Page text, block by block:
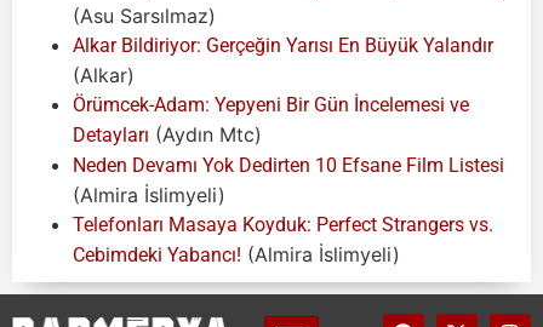
(Asu Sarsılmaz)
Alkar Bildiriyor: Gerçeğin Yarısı En Büyük Yalandır
(Alkar)
Örümcek-Adam: Yepyeni Bir Gün İncelemesi ve
Detayları (Aydın Mtc)
Neden Devamı Yok Dedirten 10 Efsane Film Listesi
(Almira İslimyeli)
Telefonları Masaya Koyduk: Perfect Strangers vs.
Cebimdeki Yabancı! (Almira İslimyeli)